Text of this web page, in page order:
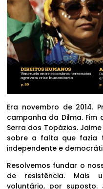
Era novembro de 2014.
campanha da Dilma. Fim
Serra dos Topázios.
sobre a falta que fazia
independente e
Resolvemos fundar o
de resistência. Mais
voluntário, por